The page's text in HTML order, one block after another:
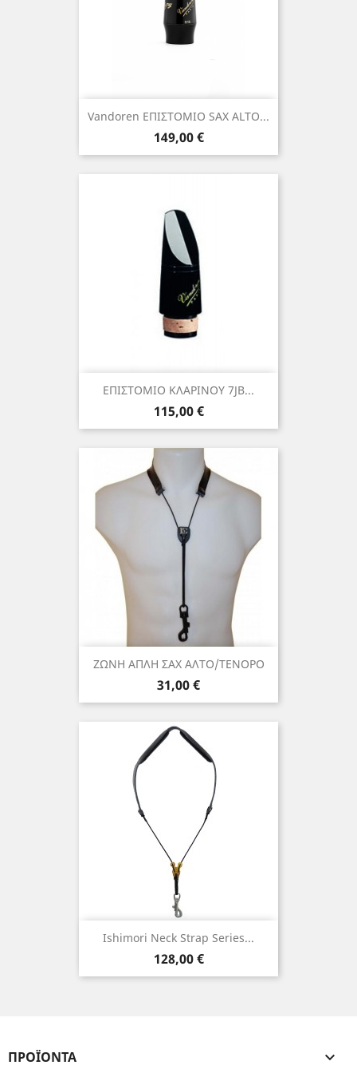
Vandoren ΕΠΙΣΤΟΜΙΟ SAX ALTO...
Τιμή
149,00 €
ΕΠΙΣΤΟΜΙΟ ΚΛΑΡΙΝΟΥ 7JB...
Τιμή
115,00 €
ΖΩΝΗ ΑΠΛΗ ΣΑΧ ΑΛΤΟ/ΤΕΝΟΡΟ
Τιμή
31,00 €
Ishimori Neck Strap Series...
Τιμή
128,00 €
ΠΡΟΪΌΝΤΑ 